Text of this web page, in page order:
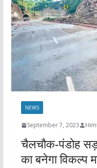
NEWS
September 7, 2023
चैलचौक-पंडोह
का बनेगा विकल्प